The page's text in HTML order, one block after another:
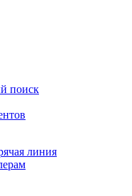
поиск
линия